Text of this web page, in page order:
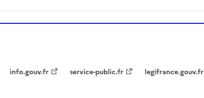
info.gouv.fr service-public.fr legifrance.gouv.fr